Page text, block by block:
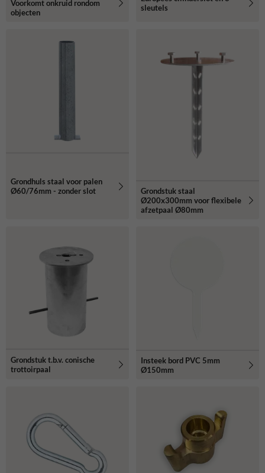
Voorkomt onkruid rondom
objecten
sleutels
Grondhuls staal voor palen
Ø60/76mm - zonder slot
Grondstuk staal
Ø200x300mm voor flexibele
afzetpaal Ø80mm
Grondstuk t.b.v. conische
trottoirpaal
Insteek bord PVC 5mm
Ø150mm